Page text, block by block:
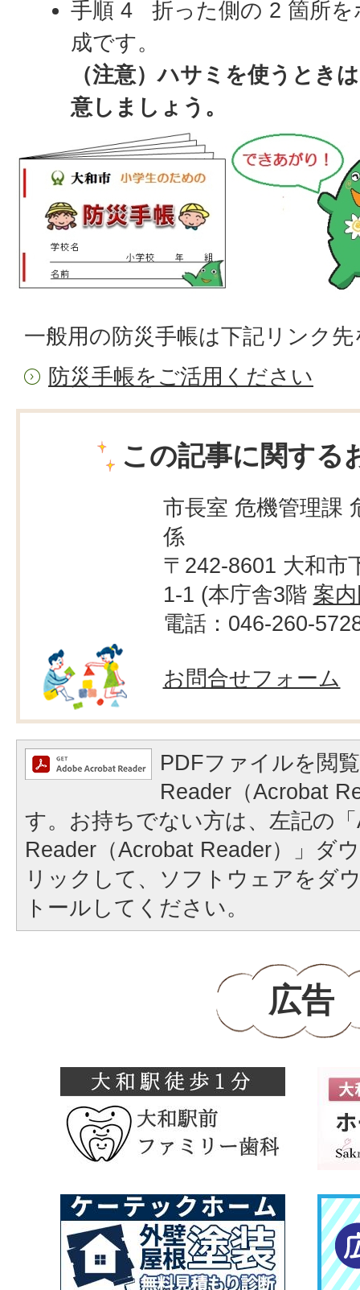
手順 4 折った側の 2 箇所を
成です。
（注意）ハサミを使うとき
意しましょう。
一般用の防災手帳は下記リンク
防災手帳をご活用ください
この記事に関する
市長室 危機管理課
係
〒242-8601 大和市
1-1 (本庁舎3階 案
電話：046-260-
お問合せフォーム
PDFファイルを閲
Reader（Acrobat
す。お持ちでない方は、左記の
Reader（Acrobat Reader）」ダ
リックして、ソフトウェアをダ
トールしてください。
広告